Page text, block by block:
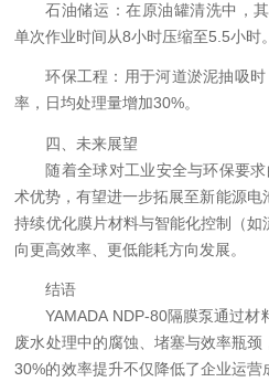
石油储运：在原油罐清洗中，
单次作业时间从8小时压缩至5.5小时。
环保工程：用于河道淤泥抽吸
率，日均处理量增加30%。
四、未来展望
随着全球对工业安全与环保要
术优势，有望进一步拓展至新能源电
持续优化膜片材料与智能化控制（
向更高效率、更低能耗方向发展。
结语
YAMADA NDP-80隔膜泵通过
废水处理中的腐蚀、堵塞与效率瓶颈
30%的效率提升不仅降低了企业运